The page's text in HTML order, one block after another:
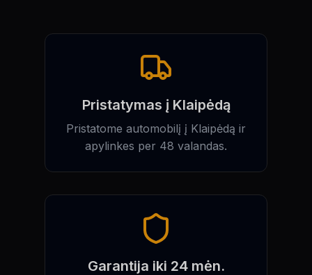
Pristatymas į Klaipėdą
Pristatome automobilį į Klaipėdą ir
apylinkes per 48 valandas.
Garantija iki 24 mėn.